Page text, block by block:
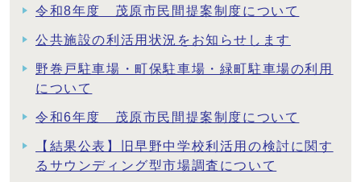
令和8年度 茂原市民間提案制度について
公共施設の利活用状況をお知らせします
野巻戸駐車場・町保駐車場・緑町駐車場の利用
について
令和6年度 茂原市民間提案制度について
【結果公表】旧早野中学校利活用の検討に関す
るサウンディング型市場調査について